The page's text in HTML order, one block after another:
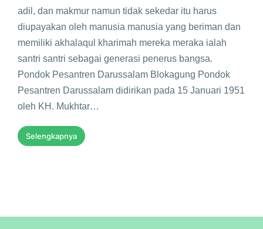
adil, dan makmur namun tidak sekedar itu harus
diupayakan oleh manusia manusia yang beriman dan
memiliki akhalaqul kharimah mereka meraka ialah
santri santri sebagai generasi penerus bangsa.
Pondok Pesantren Darussalam Blokagung Pondok
Pesantren Darussalam didirikan pada 15 Januari 1951
oleh KH. Mukhtar…
Selengkapnya